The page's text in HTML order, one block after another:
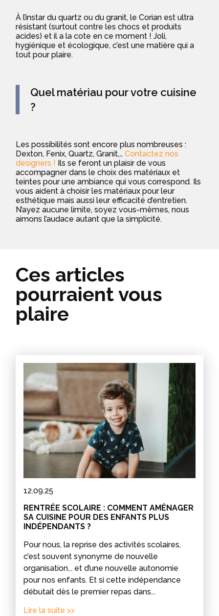
À l’instar du quartz ou du granit, le Corian est ultra
résistant (surtout contre les chocs et produits
acides) et il a la cote en ce moment ! Joli,
hygiénique et écologique, c’est une matière qui a
tout pour plaire.
Quel matériau pour votre cuisine
?
Les possibilités sont encore plus nombreuses :
Dexton, Fenix, Quartz, Granit,… Contactez nos
designers ! Ils se feront un plaisir de vous
accompagner dans le choix des matériaux et
teintes pour une ambiance qui vous correspond. Ils
vous aident à choisir les matériaux pour leur
esthétique mais aussi leur efficacité d’entretien.
N’ayez aucune limite, soyez vous-mêmes, nous
aimons l’audace autant que la simplicité.
Ces articles
pourraient vous
plaire
12.09.25
RENTRÉE SCOLAIRE : COMMENT AMÉNAGER
SA CUISINE POUR DES ENFANTS PLUS
INDÉPENDANTS ?
Pour nous, la reprise des activités scolaires,
c’est souvent synonyme de nouvelle
organisation... et d’une nouvelle autonomie
pour nos enfants. Et si cette indépendance
débutait dès le premier repas dans...
Lire la suite >>